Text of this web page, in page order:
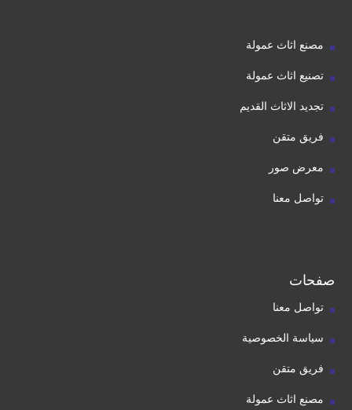
مصنع اثاث عمولة
تصنيع اثاث عمولة
تجديد الاثاث القديم
فريق متقن
معرض صور
تواصل معنا
صفحات
تواصل معنا
سياسة الخصوصية
فريق متقن
مصنع اثاث عمولة